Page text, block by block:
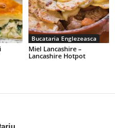
Bucataria Englezeasca
Miel Lancashire –
Lancashire Hotpot